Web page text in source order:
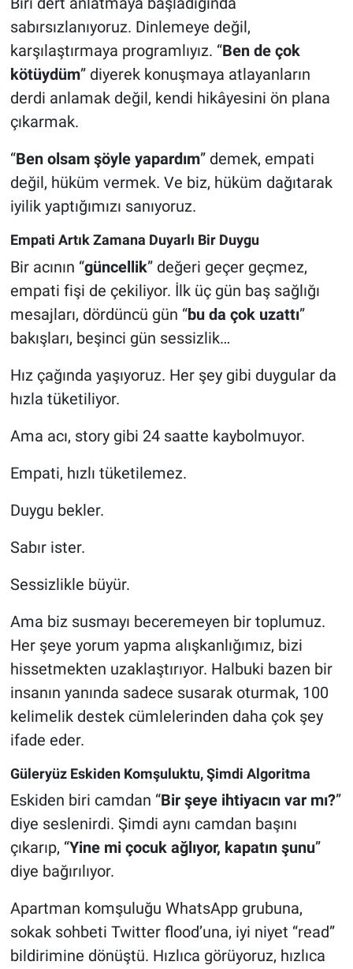
sabırsızlanıyoruz. Dinlemeye değil,
karşılaştırmaya programlıyız. “Ben de çok
kötüydüm” diyerek konuşmaya atlayanların
derdi anlamak değil, kendi hikâyesini ön plana
çıkarmak.
“Ben olsam şöyle yapardım” demek, empati
değil, hüküm vermek. Ve biz, hüküm dağıtarak
iyilik yaptığımızı sanıyoruz.
Empati Artık Zamana Duyarlı Bir Duygu
Bir acının “güncellik” değeri geçer geçmez,
empati fişi de çekiliyor. İlk üç gün baş sağlığı
mesajları, dördüncü gün “bu da çok uzattı”
bakışları, beşinci gün sessizlik…
Hız çağında yaşıyoruz. Her şey gibi duygular da
hızla tüketiliyor.
Ama acı, story gibi 24 saatte kaybolmuyor.
Empati, hızlı tüketilemez.
Duygu bekler.
Sabır ister.
Sessizlikle büyür.
Ama biz susmayı beceremeyen bir toplumuz.
Her şeye yorum yapma alışkanlığımız, bizi
hissetmekten uzaklaştırıyor. Halbuki bazen bir
insanın yanında sadece susarak oturmak, 100
kelimelik destek cümlelerinden daha çok şey
ifade eder.
Güleryüz Eskiden Komşuluktu, Şimdi Algoritma
Eskiden biri camdan “Bir şeye ihtiyacın var mı?”
diye seslenirdi. Şimdi aynı camdan başını
çıkarıp, “Yine mi çocuk ağlıyor, kapatın şunu”
diye bağırılıyor.
Apartman komşuluğu WhatsApp grubuna,
sokak sohbeti Twitter flood’una, iyi niyet “read”
bildirimine dönüştü. Hızlıca görüyoruz, hızlıca